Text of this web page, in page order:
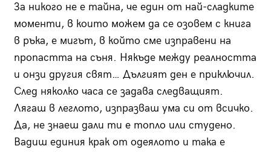
За никого не е тайна, че един от най-сладките
моменти, в които можем да се озовем с книга
в ръка, е мигът, в който сме изправени на
пропастта на съня. Някъде между реалността
и онзи другия свят… Дългият ден е приключил.
След няколко часа се задава следващият.
Лягаш в леглото, изпразваш ума си от всичко.
Да, не знаеш дали ти е топло или студено.
Вадиш единия крак от одеялото и така е